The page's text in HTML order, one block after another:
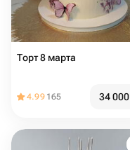
Торт 8 марта
4.99 165 34 000